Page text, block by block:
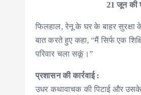
21 जून की
फिलहाल, रेनू के घर के बाहर सुरक्षा
बात करते हुए कहा, “मैं सिर्फ एक
परिवार चला सकूं।”
प्रशासन की कार्रवाई :
उधर कथावाचक की पिटाई और उसके